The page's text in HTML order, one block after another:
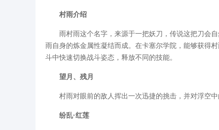
村雨介绍
雨村雨这个名字，来源于一把妖刀，传说这把刀会自
雨自身的炼金属性凝结而成。在卡塞尔学院，能够获得
斗中快速切换战斗姿态，释放不同的技能。
望月、残月
村雨对眼前的敌人挥出一次迅捷的挑击，并对浮空中
纷乱·红莲